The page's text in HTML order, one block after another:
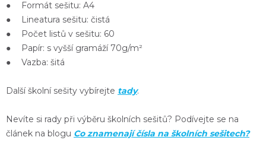
● Formát sešitu: A4
● Lineatura sešitu: čistá
● Počet listů v sešitu: 60
● Papír: s vyšší gramáží 70g/m²
● Vazba: šitá
Další školní sešity vybírejte tady.
Nevíte si rady při výběru školních sešitů? Podívejte se na
článek na blogu Co znamenají čísla na školních sešitech?